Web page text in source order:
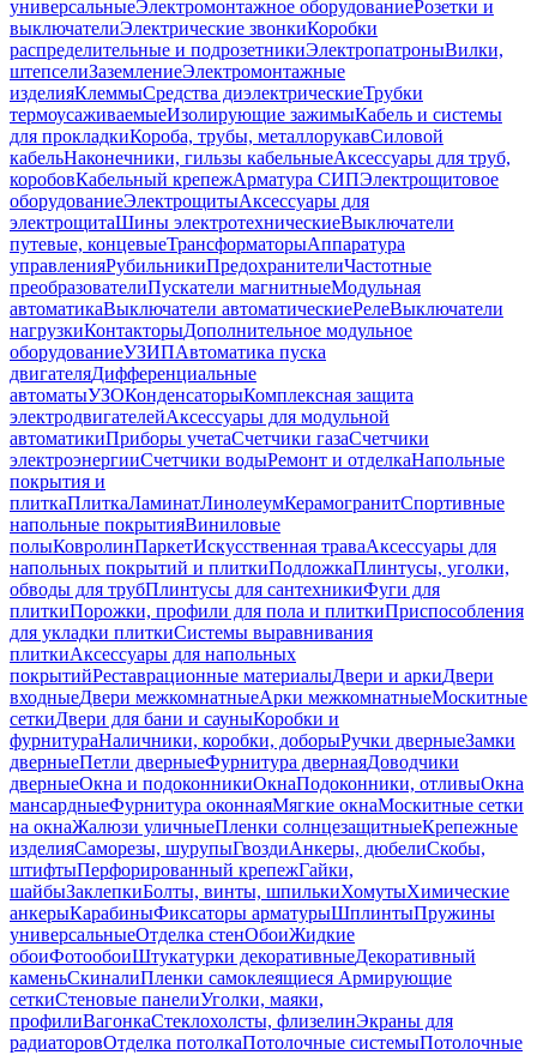
универсальныеЭлектромонтажное оборудованиеРозетки и
выключателиЭлектрические звонкиКоробки
распределительные и подрозетникиЭлектропатроныВилки,
штепселиЗаземлениеЭлектромонтажные
изделияКлеммыСредства диэлектрическиеТрубки
термоусаживаемыеИзолирующие зажимыКабель и системы
для прокладкиКороба, трубы, металлорукавСиловой
кабельНаконечники, гильзы кабельныеАксессуары для труб,
коробовКабельный крепежАрматура СИПЭлектрощитовое
оборудованиеЭлектрощитыАксессуары для
электрощитаШины электротехническиеВыключатели
путевые, концевыеТрансформаторыАппаратура
управленияРубильникиПредохранителиЧастотные
преобразователиПускатели магнитныеМодульная
автоматикаВыключатели автоматическиеРелеВыключатели
нагрузкиКонтакторыДополнительное модульное
оборудованиеУЗИПАвтоматика пуска
двигателяДифференциальные
автоматыУЗОКонденсаторыКомплексная защита
электродвигателейАксессуары для модульной
автоматикиПриборы учетаСчетчики газаСчетчики
электроэнергииСчетчики водыРемонт и отделкаНапольные
покрытия и
плиткаПлиткаЛаминатЛинолеумКерамогранитСпортивные
напольные покрытияВиниловые
полыКовролинПаркетИскусственная траваАксессуары для
напольных покрытий и плиткиПодложкаПлинтусы, уголки,
обводы для трубПлинтусы для сантехникиФуги для
плиткиПорожки, профили для пола и плиткиПриспособления
для укладки плиткиСистемы выравнивания
плиткиАксессуары для напольных
покрытийРеставрационные материалыДвери и аркиДвери
входныеДвери межкомнатныеАрки межкомнатныеМоскитные
сеткиДвери для бани и сауныКоробки и
фурнитураНаличники, коробки, доборыРучки дверныеЗамки
дверныеПетли дверныеФурнитура двернаяДоводчики
дверныеОкна и подоконникиОкнаПодоконники, отливыОкна
мансардныеФурнитура оконнаяМягкие окнаМоскитные сетки
на окнаЖалюзи уличныеПленки солнцезащитныеКрепежные
изделияСаморезы, шурупыГвоздиАнкеры, дюбелиСкобы,
штифтыПерфорированный крепежГайки,
шайбыЗаклепкиБолты, винты, шпилькиХомутыХимические
анкерыКарабиныФиксаторы арматурыШплинтыПружины
универсальныеОтделка стенОбоиЖидкие
обоиФотообоиШтукатурки декоративныеДекоративный
каменьСкиналиПленки самоклеящиеся Армирующие
сеткиСтеновые панелиУголки, маяки,
профилиВагонкаСтеклохолсты, флизелинЭкраны для
радиаторовОтделка потолкаПотолочные системыПотолочные